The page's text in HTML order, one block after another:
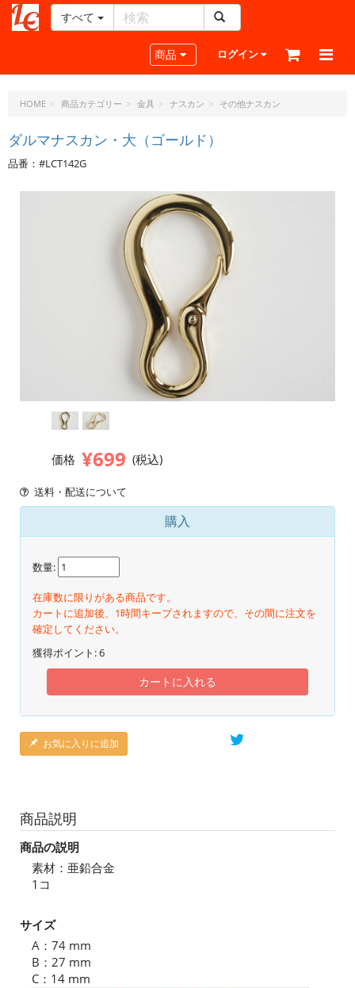
ー
ラ
ト・
ド
ッ
ト・
すべて
Toggle navigation
商品 ログイン
HOME 商品カテゴリー 金具 ナスカン その他ナスカン
ダルマナスカン・大（ゴールド）
品番：#LCT142G
価格 ¥699 (税込)
送料・配送について
購入
数量:
在庫数に限りがある商品です。
カートに追加後、1時間キープされますので、その間に注文を
確定してください。
獲得ポイント:6
カートに入れる
お気に入りに追加
商品説明
商品の説明
素材：亜鉛合金
1コ
サイズ
A：74 mm
B：27 mm
C：14 mm